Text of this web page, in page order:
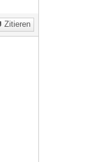
Zitieren